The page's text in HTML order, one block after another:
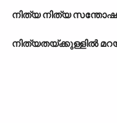
നിത്യ നിത്യ സന്തോഷം
നിത്യതയ്ക്കുള്ളിൽ